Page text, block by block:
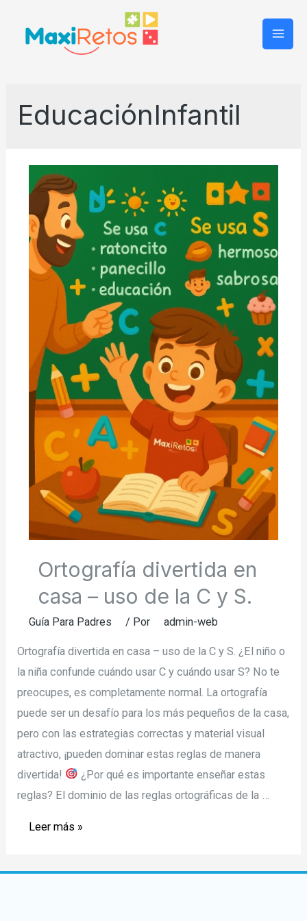
EducaciónInfantil
Ortografía divertida en
casa – uso de la C y S.
Guía Para Padres / Por admin-web
Ortografía divertida en casa – uso de la C y S. ¿El niño o
la niña confunde cuándo usar C y cuándo usar S? No te
preocupes, es completamente normal. La ortografía
puede ser un desafío para los más pequeños de la casa,
pero con las estrategias correctas y material visual
atractivo, ¡pueden dominar estas reglas de manera
divertida!
¿Por qué es importante enseñar estas
reglas? El dominio de las reglas ortográficas de la …
Ortografía
Leer más »